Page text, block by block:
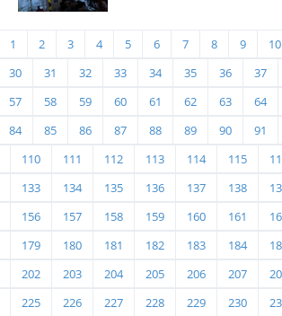
1 2 3 4 5 6 7 8 9 10
30 31 32 33 34 35 36 37
57 58 59 60 61 62 63 64
84 85 86 87 88 89 90 91
110 111 112 113 114 115
133 134 135 136 137 138
156 157 158 159 160 161
179 180 181 182 183 184
202 203 204 205 206 207
225 226 227 228 229 230